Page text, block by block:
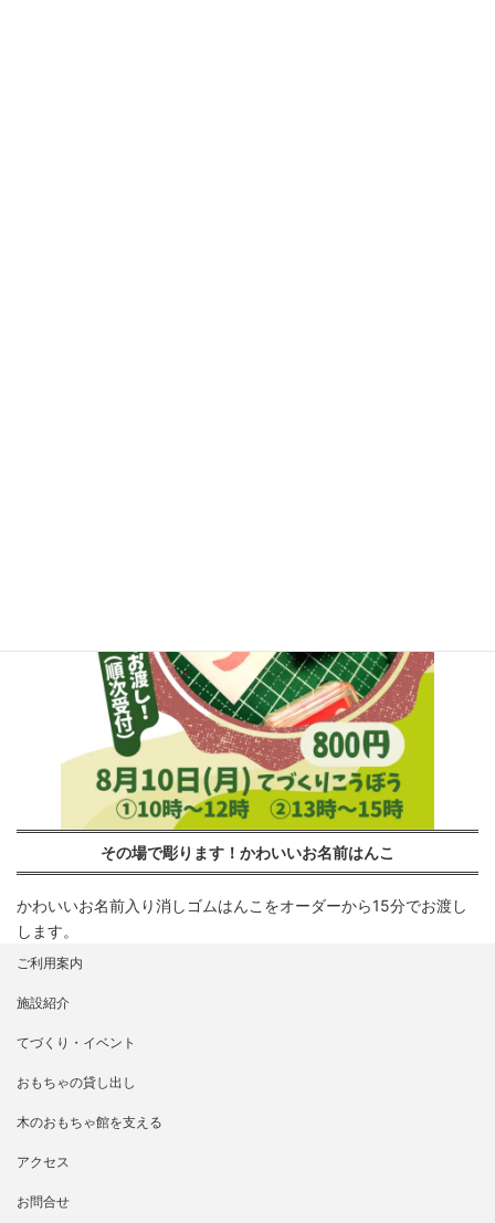
その場で彫ります！かわいいお名前はんこ
かわいいお名前入り消しゴムはんこをオーダーから15分でお渡し
します。
ご利用案内
施設紹介
てづくり・イベント
おもちゃの貸し出し
木のおもちゃ館を支える
アクセス
お問合せ